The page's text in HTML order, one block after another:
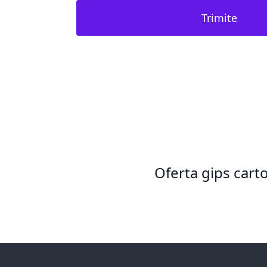
Trimite
Oferta gips